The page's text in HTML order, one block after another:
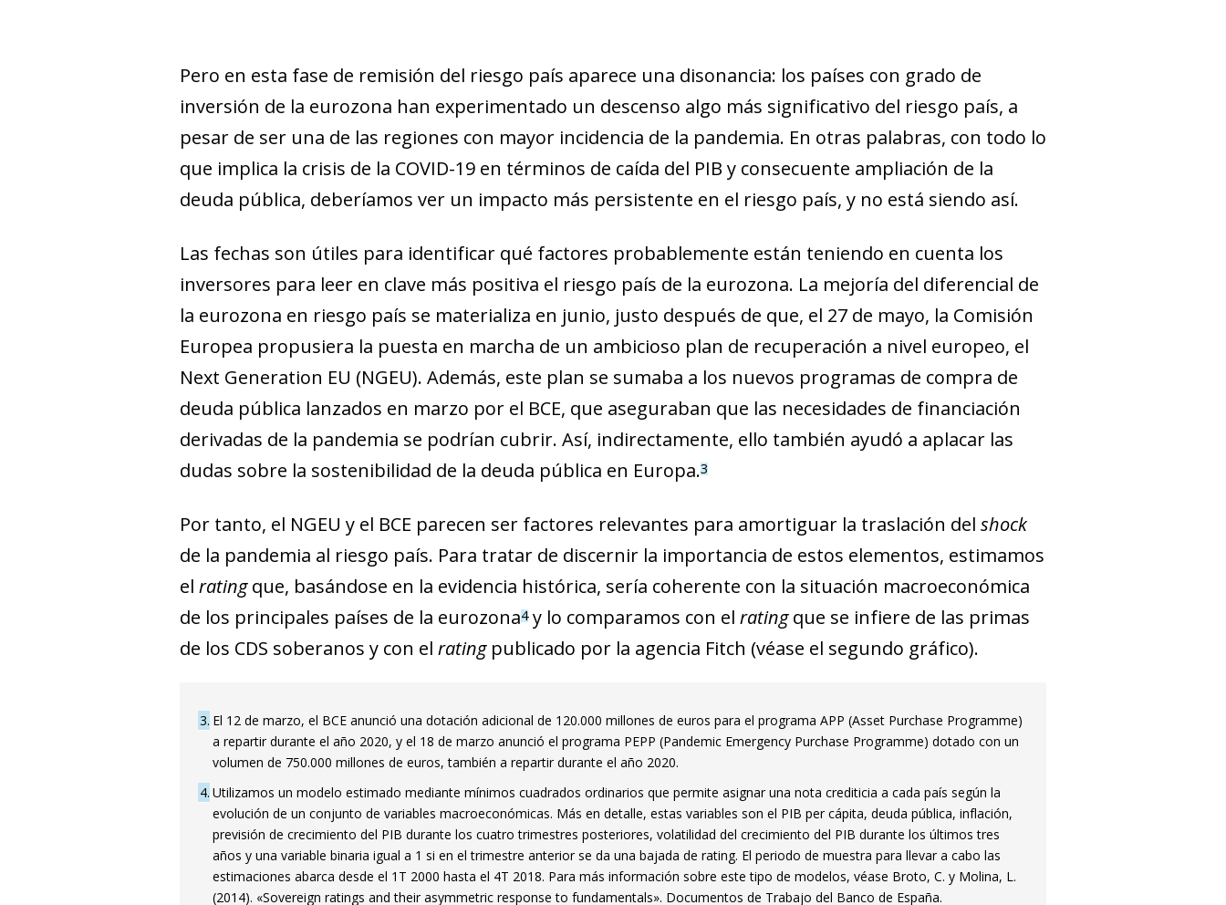
Pero en esta fase de remisión del riesgo país aparece una disonancia: los países con grado de
inversión de la eurozona han experimentado un descenso algo más significativo del riesgo país, a
pesar de ser una de las regiones con mayor incidencia de la pandemia. En otras palabras, con todo lo
que implica la crisis de la COVID-19 en términos de caída del PIB y consecuente ampliación de la
deuda pública, deberíamos ver un impacto más persistente en el riesgo país, y no está siendo así.
Las fechas son útiles para identificar qué factores probablemente están teniendo en cuenta los
inversores para leer en clave más positiva el riesgo país de la eurozona. La mejoría del diferencial de
la eurozona en riesgo país se materializa en junio, justo después de que, el 27 de mayo, la Comisión
Europea propusiera la puesta en marcha de un ambicioso plan de recuperación a nivel europeo, el
Next Generation EU (NGEU). Además, este plan se sumaba a los nuevos programas de compra de
deuda pública lanzados en marzo por el BCE, que aseguraban que las necesidades de financiación
derivadas de la pandemia se podrían cubrir. Así, indirectamente, ello también ayudó a aplacar las
dudas sobre la sostenibilidad de la deuda pú­­blica en Europa.3
Por tanto, el NGEU y el BCE parecen ser factores relevantes para amortiguar la traslación del shock
de la pandemia al riesgo país. Para tratar de discernir la importancia de estos elementos, estimamos
el rating que, basándose en la evidencia histórica, sería coherente con la situación macroeconómica
de los principales países de la eurozona4y lo comparamos con el rating que se infiere de las primas
de los CDS soberanos y con el rating publicado por la agencia Fitch (véase el segundo gráfico).
3 El 12 de marzo, el BCE anunció una dotación adicional de 120.000 millones de euros para el programa APP (Asset Purchase Programme)
a repartir durante el año 2020, y el 18 de marzo anunció el programa PEPP (Pandemic Emergency Purchase Programme) dotado con un
volumen de 750.000 millones de euros, también a repartir durante el año 2020.
4 Utilizamos un modelo estimado mediante mínimos cuadrados ordinarios que permite asignar una nota crediticia a cada país según la
evolución de un conjunto de variables macroeconómicas. Más en detalle, estas variables son el PIB per cápita, deuda pública, inflación,
previsión de crecimiento del PIB durante los cuatro trimestres posteriores, volatilidad del crecimiento del PIB durante los últimos tres
años y una variable binaria igual a 1 si en el trimestre anterior se da una bajada de rating. El periodo de muestra para llevar a cabo las
estimaciones abarca desde el 1T 2000 hasta el 4T 2018. Para más información sobre este tipo de modelos, véase Broto, C. y Molina, L.
(2014). «Sovereign ratings and their asymmetric response to fundamentals». Documentos de Trabajo del Banco de España.